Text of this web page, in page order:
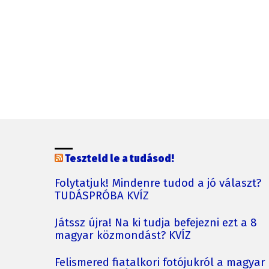
Teszteld le a tudásod!
Folytatjuk! Mindenre tudod a jó választ?
TUDÁSPRÓBA KVÍZ
Játssz újra! Na ki tudja befejezni ezt a 8
magyar közmondást? KVÍZ
Felismered fiatalkori fotójukról a magyar